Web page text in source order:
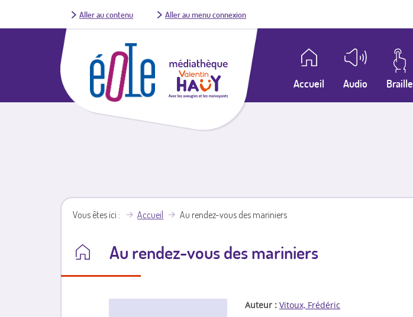
Aller au contenu Aller au menu connexion
Accueil Audio Braille
Vous êtes ici Accueil Au rendez-vous des mariniers
Au rendez-vous des mariniers
Auteur : Vitoux, Frédéric